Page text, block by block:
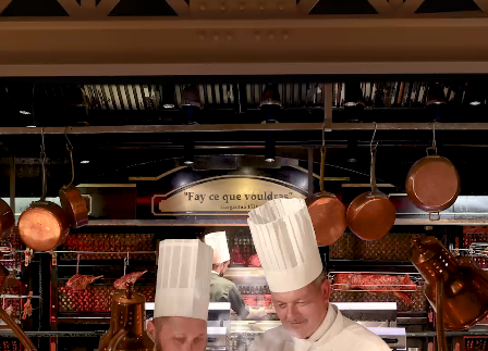
Horarios y tarifas
Horarios
Los Grandes Buffets están abiertos al público los365 días
del año, todos los días en los horarios que se indican a
continuación.
Servicio de almuerzo
Los Grandes Buffets acogen a los Comensales para el
almuerzo desde las 12:00 hasta las 13:45 y cierran sus